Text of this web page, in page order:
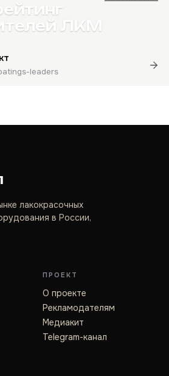
ЛКМ
leaders
лакокрасочных
в России,
ПРОЕКТ
О проекте
Рекламодателям
Медиакит
Telegram-канал